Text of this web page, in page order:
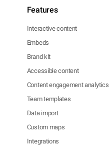
Features
Interactive content
Embeds
Brand kit
Accessible content
Content engagement analytics
Team templates
Data import
Custom maps
Integrations